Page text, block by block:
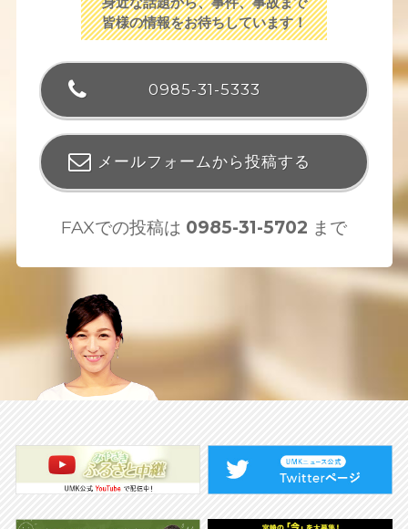
皆様の情報をお待ちしています！
0985-31-5333
メールフォームから投稿する
FAXでの投稿は 0985-31-5702 まで